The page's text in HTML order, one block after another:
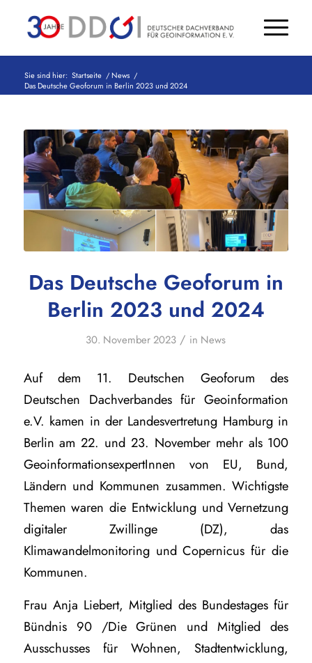
Sie sind hier: Startseite /News /
Das Deutsche Geoforum in Berlin 2023 und 2024
Das Deutsche Geoforum in
Berlin 2023 und 2024
30. November 2023 / in News
Auf dem 11. Deutschen Geoforum des
Deutschen Dachverbandes für Geoinformation
e.V. kamen in der Landesvertretung Hamburg in
Berlin am 22. und 23. November mehr als 100
GeoinformationsexpertInnen von EU, Bund,
Ländern und Kommunen zusammen. Wichtigste
Themen waren die Entwicklung und Vernetzung
digitaler Zwillinge (DZ), das
Klimawandelmonitoring und Copernicus für die
Kommunen.
Frau Anja Liebert, Mitglied des Bundestages für
Bündnis 90 /Die Grünen und Mitglied des
Ausschusses für Wohnen, Stadtentwicklung,